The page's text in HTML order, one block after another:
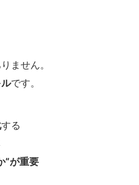
ません。
です。
する
”が重要